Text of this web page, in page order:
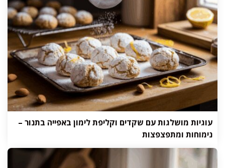
עוגיות מושלגות עם שקדים וקליפת לימון באפייה בתנור –
נימוחות ומתפצפצות